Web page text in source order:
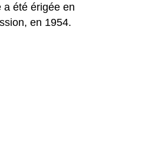
a été érigée en
en 1954.